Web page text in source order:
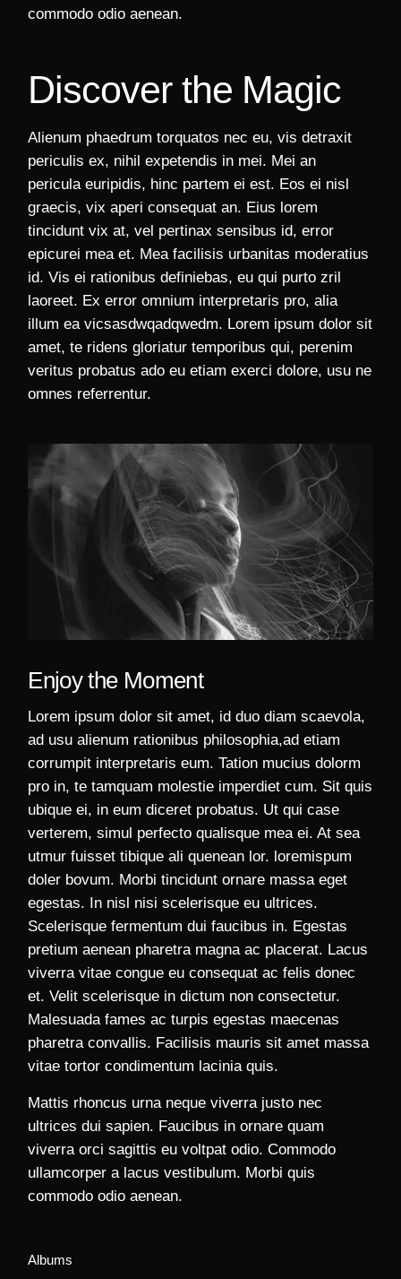
commodo odio aenean.
Discover the Magic
Alienum phaedrum torquatos nec eu, vis detraxit
periculis ex, nihil expetendis in mei. Mei an
pericula euripidis, hinc partem ei est. Eos ei nisl
graecis, vix aperi consequat an. Eius lorem
tincidunt vix at, vel pertinax sensibus id, error
epicurei mea et. Mea facilisis urbanitas moderatius
id. Vis ei rationibus definiebas, eu qui purto zril
laoreet. Ex error omnium interpretaris pro, alia
illum ea vicsasdwqadqwedm. Lorem ipsum dolor sit
amet, te ridens gloriatur temporibus qui, perenim
veritus probatus ado eu etiam exerci dolore, usu ne
omnes referrentur.
Enjoy the Moment
Lorem ipsum dolor sit amet, id duo diam scaevola,
ad usu alienum rationibus philosophia,ad etiam
corrumpit interpretaris eum. Tation mucius dolorm
pro in, te tamquam molestie imperdiet cum. Sit quis
ubique ei, in eum diceret probatus. Ut qui case
verterem, simul perfecto qualisque mea ei. At sea
utmur fuisset tibique ali quenean lor. loremispum
doler bovum. Morbi tincidunt ornare massa eget
egestas. In nisl nisi scelerisque eu ultrices.
Scelerisque fermentum dui faucibus in. Egestas
pretium aenean pharetra magna ac placerat. Lacus
viverra vitae congue eu consequat ac felis donec
et. Velit scelerisque in dictum non consectetur.
Malesuada fames ac turpis egestas maecenas
pharetra convallis. Facilisis mauris sit amet massa
vitae tortor condimentum lacinia quis.
Mattis rhoncus urna neque viverra justo nec
ultrices dui sapien. Faucibus in ornare quam
viverra orci sagittis eu voltpat odio. Commodo
ullamcorper a lacus vestibulum. Morbi quis
commodo odio aenean.
Albums